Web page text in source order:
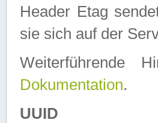
Header Etag
sie sich auf der
Dokumentation.
UUID